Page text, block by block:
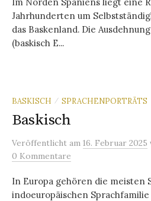
Jahrhunderten um
das Baskenland. Die
(baskisch E...
BASKISCH / SPRACHENPORTRÄTS
Baskisch
Veröffentlicht am 16. Februar 2025
0 Kommentare
In Europa gehören die meisten
indoeuropäischen